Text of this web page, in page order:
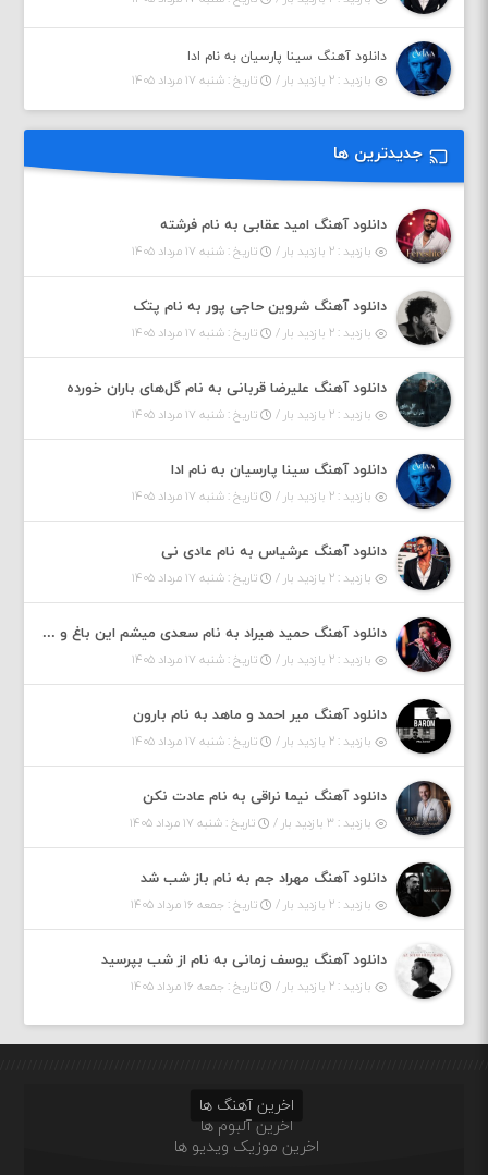
دانلود آهنگ سینا پارسیان به نام ادا
بازدید : ۲ بازدید بار /
تاریخ : شنبه ۱۷ مرداد ۱۴۰۵
جدیدترین ها
دانلود آهنگ امید عقابی به نام فرشته
بازدید : ۲ بازدید بار / تاریخ : شنبه ۱۷ مرداد ۱۴۰۵
دانلود آهنگ شروین حاجی پور به نام پتک
بازدید : ۲ بازدید بار / تاریخ : شنبه ۱۷ مرداد ۱۴۰۵
دانلود آهنگ علیرضا قربانی به نام گل‌های باران خورده
بازدید : ۲ بازدید بار / تاریخ : شنبه ۱۷ مرداد ۱۴۰۵
دانلود آهنگ سینا پارسیان به نام ادا
بازدید : ۲ بازدید بار / تاریخ : شنبه ۱۷ مرداد ۱۴۰۵
دانلود آهنگ عرشیاس به نام عادی نی
بازدید : ۲ بازدید بار / تاریخ : شنبه ۱۷ مرداد ۱۴۰۵
دانلود آهنگ حمید هیراد به نام سعدی میشم این باغ و گلستون کنی واسم خیام زمانه ام به تو پرت حواسم
بازدید : ۲ بازدید بار / تاریخ : شنبه ۱۷ مرداد ۱۴۰۵
دانلود آهنگ میر احمد و ماهد به نام بارون
بازدید : ۲ بازدید بار / تاریخ : شنبه ۱۷ مرداد ۱۴۰۵
دانلود آهنگ نیما نراقی به نام عادت نکن
بازدید : ۳ بازدید بار / تاریخ : شنبه ۱۷ مرداد ۱۴۰۵
دانلود آهنگ مهراد جم به نام باز شب شد
بازدید : ۲ بازدید بار / تاریخ : جمعه ۱۶ مرداد ۱۴۰۵
دانلود آهنگ یوسف زمانی به نام از شب بپرسید
بازدید : ۲ بازدید بار / تاریخ : جمعه ۱۶ مرداد ۱۴۰۵
اخرین آهنگ ها
اخرین آلبوم ها
اخرین موزیک ویدیو ها